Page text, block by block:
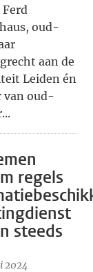
oud-
aan de
Leiden én
van oud-
regels
steeds
2024